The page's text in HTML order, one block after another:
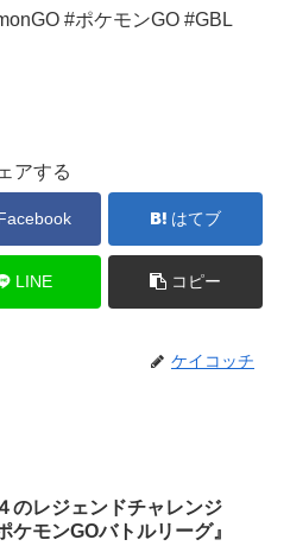
#ポケモンGO #GBL
アする
はてブ
LINE コピー
ケイコッチ
のレジェンドチャレンジ
ケモンGOバトルリーグ』